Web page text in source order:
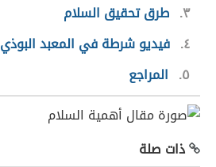
٣ طرق تحقيق السلام
٤ فيديو شرطة في المعبد البوذي
٥
المراجع
ذات صلة